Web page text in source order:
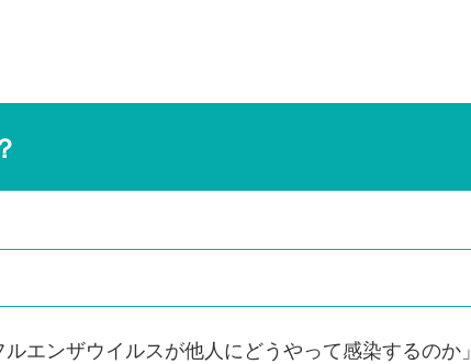
エンザウイルスが他人にどうやって感染するのか」